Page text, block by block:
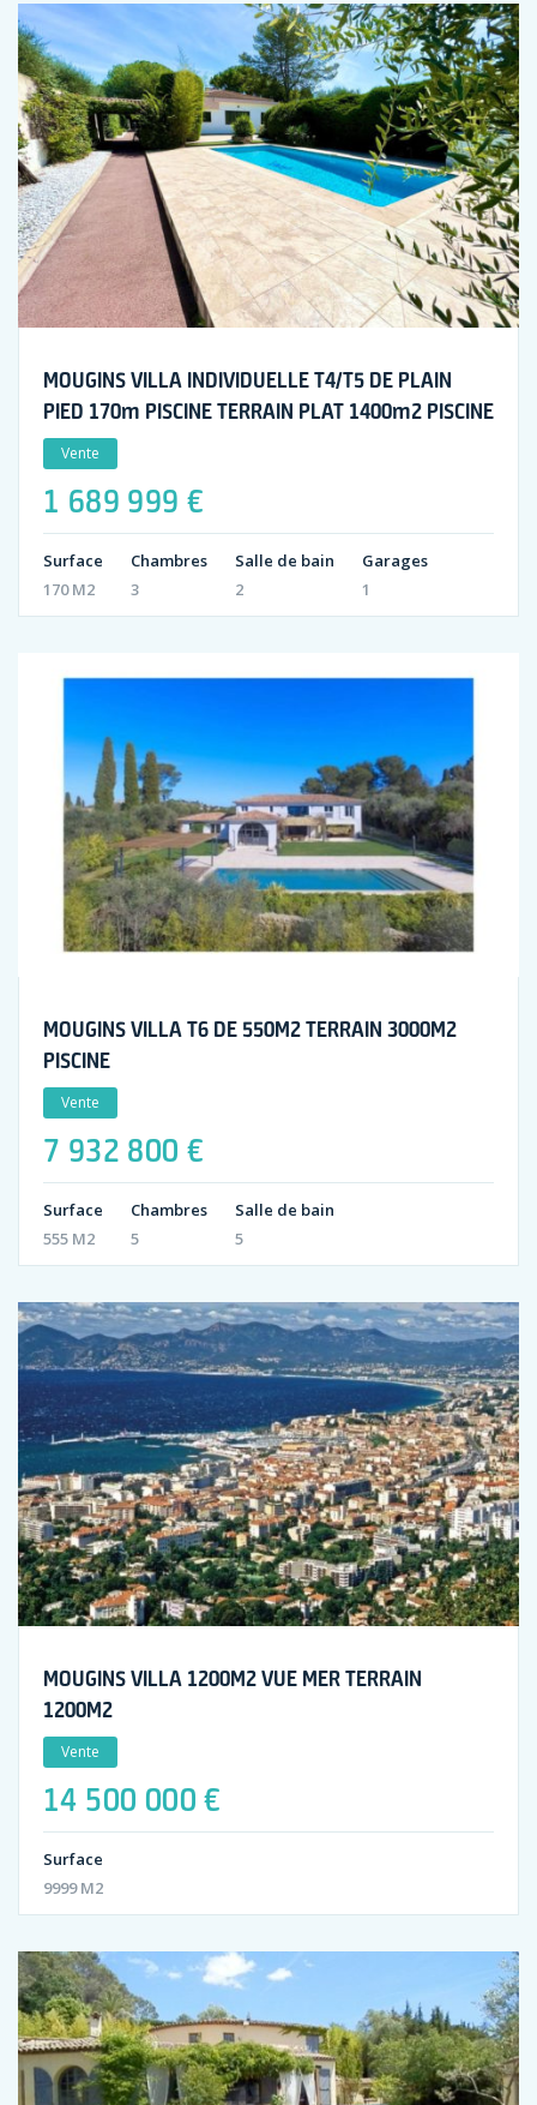
MOUGINS VILLA INDIVIDUELLE T4/T5 DE PLAIN
PIED 170m PISCINE TERRAIN PLAT 1400m2 PISCINE
Vente
1 689 999 €
Surface
170 M2
Chambres
3
Salle de bain
2
Garages
1
MOUGINS VILLA T6 DE 550M2 TERRAIN 3000M2
PISCINE
Vente
7 932 800 €
Surface
555 M2
Chambres
5
Salle de bain
5
MOUGINS VILLA 1200M2 VUE MER TERRAIN
1200M2
Vente
14 500 000 €
Surface
9999 M2